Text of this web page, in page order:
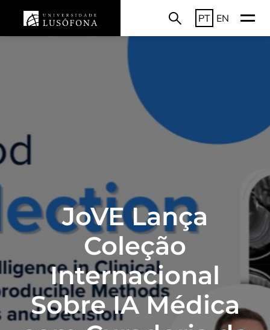
PT EN
JoVE Lança
Coleção
Internacional
Sobre IA Médica